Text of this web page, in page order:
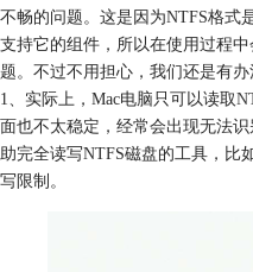
不畅的问题。这是因为NTFS格式
支持它的组件，所以在使用过程
题。不过不用担心，我们还是有办
1、实际上，Mac电脑只可以读取
面也不太稳定，经常会出现无法
助完全读写NTFS磁盘的工具，比
写限制。